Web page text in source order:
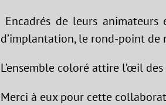
Encadrés de leurs
d’implantation, le rond-point de
L’ensemble coloré attire l’œil
Merci à eux pour cette